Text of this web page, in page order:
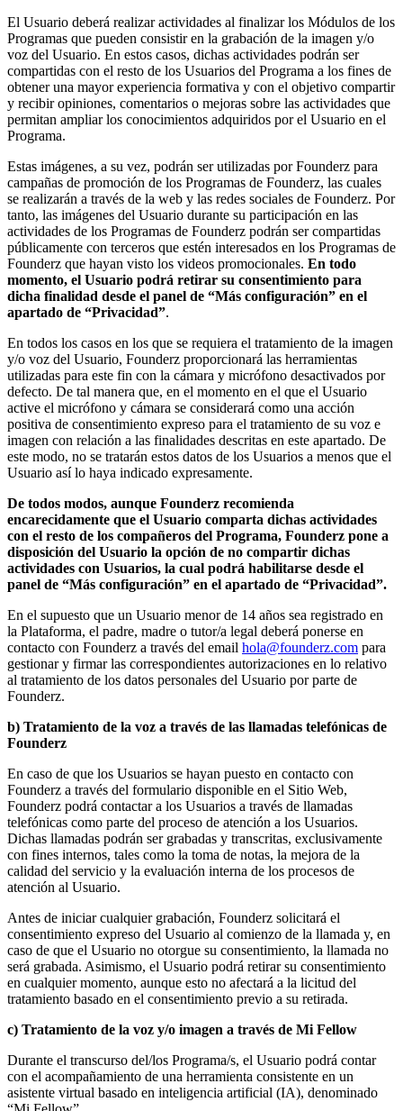
El Usuario deberá realizar actividades al finalizar los Módulos de los
Programas que pueden consistir en la grabación de la imagen y/o
voz del Usuario. En estos casos, dichas actividades podrán ser
compartidas con el resto de los Usuarios del Programa a los fines de
obtener una mayor experiencia formativa y con el objetivo compartir
y recibir opiniones, comentarios o mejoras sobre las actividades que
permitan ampliar los conocimientos adquiridos por el Usuario en el
Programa.
Estas imágenes, a su vez, podrán ser utilizadas por Founderz para
campañas de promoción de los Programas de Founderz, las cuales
se realizarán a través de la web y las redes sociales de Founderz. Por
tanto, las imágenes del Usuario durante su participación en las
actividades de los Programas de Founderz podrán ser compartidas
públicamente con terceros que estén interesados en los Programas de
Founderz que hayan visto los videos promocionales. En todo
momento, el Usuario podrá retirar su consentimiento para
dicha finalidad desde el panel de “Más configuración” en el
apartado de “Privacidad”.
En todos los casos en los que se requiera el tratamiento de la imagen
y/o voz del Usuario, Founderz proporcionará las herramientas
utilizadas para este fin con la cámara y micrófono desactivados por
defecto. De tal manera que, en el momento en el que el Usuario
active el micrófono y cámara se considerará como una acción
positiva de consentimiento expreso para el tratamiento de su voz e
imagen con relación a las finalidades descritas en este apartado. De
este modo, no se tratarán estos datos de los Usuarios a menos que el
Usuario así lo haya indicado expresamente.
De todos modos, aunque Founderz recomienda
encarecidamente que el Usuario comparta dichas actividades
con el resto de los compañeros del Programa, Founderz pone a
disposición del Usuario la opción de no compartir dichas
actividades con Usuarios, la cual podrá habilitarse desde el
panel de “Más configuración” en el apartado de “Privacidad”.
En el supuesto que un Usuario menor de 14 años sea registrado en
la Plataforma, el padre, madre o tutor/a legal deberá ponerse en
contacto con Founderz a través del email hola@founderz.com para
gestionar y firmar las correspondientes autorizaciones en lo relativo
al tratamiento de los datos personales del Usuario por parte de
Founderz.
b) Tratamiento de la voz a través de las llamadas telefónicas de
Founderz
En caso de que los Usuarios se hayan puesto en contacto con
Founderz a través del formulario disponible en el Sitio Web,
Founderz podrá contactar a los Usuarios a través de llamadas
telefónicas como parte del proceso de atención a los Usuarios.
Dichas llamadas podrán ser grabadas y transcritas, exclusivamente
con fines internos, tales como la toma de notas, la mejora de la
calidad del servicio y la evaluación interna de los procesos de
atención al Usuario.
Antes de iniciar cualquier grabación, Founderz solicitará el
consentimiento expreso del Usuario al comienzo de la llamada y, en
caso de que el Usuario no otorgue su consentimiento, la llamada no
será grabada. Asimismo, el Usuario podrá retirar su consentimiento
en cualquier momento, aunque esto no afectará a la licitud del
tratamiento basado en el consentimiento previo a su retirada.
c) Tratamiento de la voz y/o imagen a través de Mi Fellow
Durante el transcurso del/los Programa/s, el Usuario podrá contar
con el acompañamiento de una herramienta consistente en un
asistente virtual basado en inteligencia artificial (IA), denominado